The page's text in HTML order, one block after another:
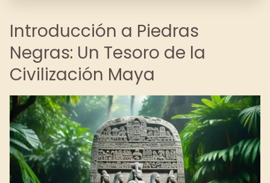
Introducción a Piedras
Negras: Un Tesoro de la
Civilización Maya